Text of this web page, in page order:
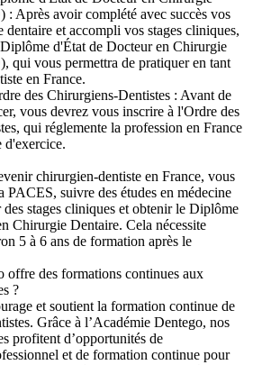
Après avoir complété avec succès vos
dentaire et accompli vos stages cliniques,
d'État de Docteur en Chirurgie
qui vous permettra de pratiquer en tant
en France.
des Chirurgiens-Dentistes : Avant de
vous devrez vous inscrire à l'Ordre des
qui réglemente la profession en France
d'exercice.
chirurgien-dentiste en France, vous
PACES, suivre des études en médecine
stages cliniques et obtenir le Diplôme
Chirurgie Dentaire. Cela nécessite
5 à 6 ans de formation après le
offre des formations continues aux
?
et soutient la formation continue de
Grâce à l’Académie Dentego, nos
profitent d’opportunités de
et de formation continue pour